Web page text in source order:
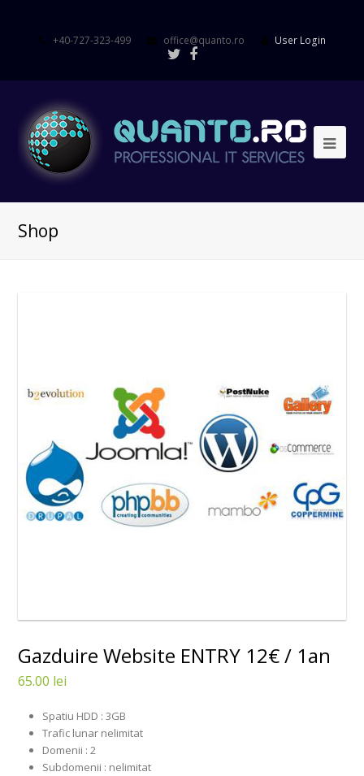
+40-727-323-499 office@quanto.ro User Login
Shop
Gazduire Website ENTRY 12€ / 1an
65.00 lei
Spatiu HDD : 3GB
Trafic lunar nelimitat
Domenii : 2
Subdomenii : nelimitat